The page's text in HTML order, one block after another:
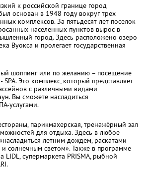
к российской границе город
основан в 1948 году вокруг трех
комплексов. За пятьдесят лет поселок
населенных пунктов вырос в
город. Здесь расположено озеро
Вуокса и пролегает государственная
шоппинг или по желанию – посещение
Это комплекс, который представляет
с различными видами
Вы сможете насладиться
услугами.
парикмахерская, тренажёрный зал
для отдыха. Здесь в любое
летним дождём, раскатами
солнечным светом». Также в программе
LIDL, супермаркета PRISMA, рыбной